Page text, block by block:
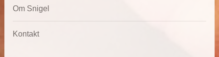
Om Snigel
Kontakt